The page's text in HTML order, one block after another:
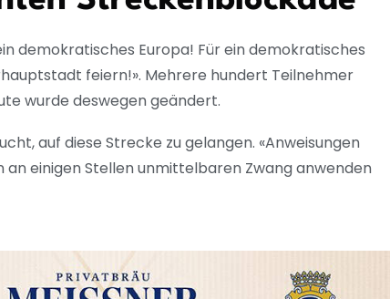
demokratisches Europa! Für ein demokratisches
feiern!». Mehrere hundert Teilnehmer
wurde deswegen geändert.
auf diese Strecke zu gelangen. «Anweisungen
einigen Stellen unmittelbaren Zwang anwenden